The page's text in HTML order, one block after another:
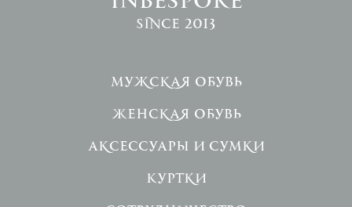
since 2013
Мужская обувь
Женская обувь
Аксессуары и сумки
Куртки